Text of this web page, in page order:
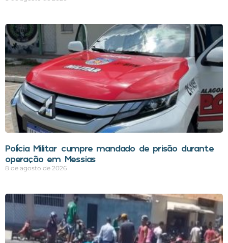
Polícia Militar cumpre mandado de prisão durante
operação em Messias
8 de agosto de 2026